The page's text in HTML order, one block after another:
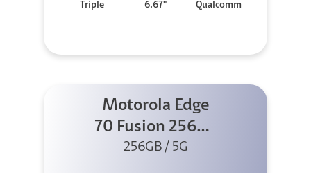
Triple
6.67"
Qualcomm
Motorola Edge
70 Fusion 256GB
Azul
256GB / 5G